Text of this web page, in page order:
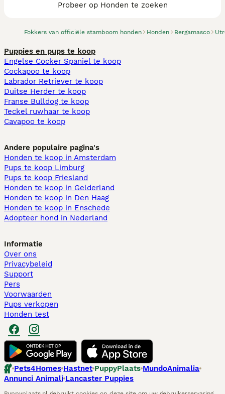
Fokkers van officiële stamboom honden Honden Bergamasco
Probeer op Honden te zoeken
Puppies en pups te koop
Engelse Cocker Spaniel te koop
Cockapoo te koop
Labrador Retriever te koop
Duitse Herder te koop
Franse Bulldog te koop
Teckel ruwhaar te koop
Cavapoo te koop
Andere populaire pagina's
Honden te koop in Amsterdam
Pups te koop Limburg​
Pups te koop Friesland​
Honden te koop in Gelderland
Honden te koop in Den Haag
Honden te koop in Enschede
Adopteer hond in Nederland
Informatie
Over ons
Privacybeleid
Support
Pers
Voorwaarden
Pups verkopen
Honden test
Pets4Homes Hastnet PuppyPlaats MundoAnimalia
Annunci Animali Lancaster Puppies